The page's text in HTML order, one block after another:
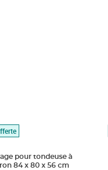
pour tondeuse à
84 x 80 x 56 cm